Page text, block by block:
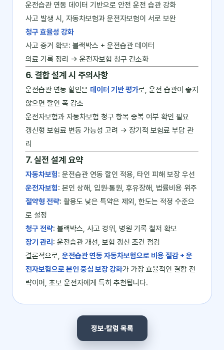
운전습관 연동 데이터 기반으로 안전 운전 습관 강화
사고 발생 시, 자동차보험과 운전자보험이 서로 보완
청구 효율성 강화
사고 증거 확보: 블랙박스 + 운전습관 데이터
의료 기록 정리 → 운전자보험 청구 간소화
6. 결합 설계 시 주의사항
운전습관 연동 할인은 데이터 기반 평가로, 운전 습관이 좋지
않으면 할인 폭 감소
운전자보험과 자동차보험 청구 항목 중복 여부 확인 필요
갱신형 보험료 변동 가능성 고려 → 장기적 보험료 부담 관
리
7. 실전 설계 요약
자동차보험: 운전습관 연동 할인 적용, 타인 피해 보장 우선
운전자보험: 본인 상해, 입원·통원, 후유장해, 법률비용 위주
절약형 전략: 활용도 낮은 특약은 제외, 한도는 적정 수준으
로 설정
청구 전략: 블랙박스, 사고 경위, 병원 기록 철저 확보
장기 관리 : 운전습관 개선, 보험 갱신 조건 점검
결론적으로, 운전습관 연동 자동차보험으로 비용 절감 + 운
전자보험으로 본인 중심 보장 강화가 가장 효율적인 결합 전
략이며, 초보 운전자에게 특히 추천됩니다.
정보·칼럼 목록